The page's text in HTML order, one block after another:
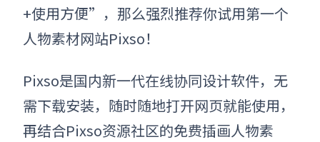
+使用方便”，那么强烈推荐你试用第一个
人物素材网站Pixso！
Pixso是国内新一代在线协同设计软件， 无
需下载安装，随时随地打开网页就能使用，
再结合Pixso资源社区的免费插画人物素